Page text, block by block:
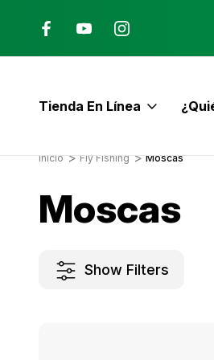
Costa Rica
ENVÍO
Tienda En Línea
Inicio Fly Fishing Moscas
Moscas
Show Filters